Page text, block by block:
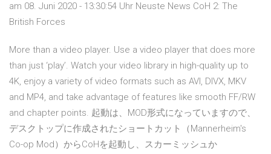
am 08. Juni 2020 - 13:30:54 Uhr Neuste News CoH 2: The
British Forces
More than a video player. Use a video player that does more
than just ‘play’. Watch your video library in high-quality up to
4K, enjoy a variety of video formats such as AVI, DIVX, MKV
and MP4, and take advantage of features like smooth FF/RW
and chapter points. 起動は、MOD形式になっていますので、
デスクトップに作成されたショートカット（Mannerheim's
Co-op Mod）からCoHを起動し、スカーミッシュか